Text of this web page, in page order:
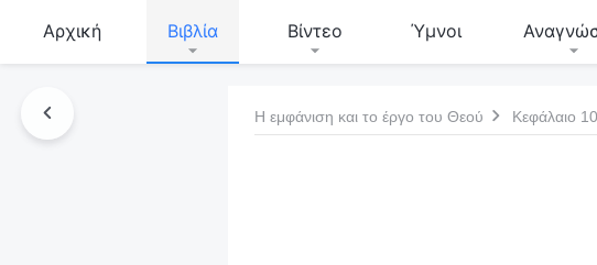
Αρχική Βιβλία Βίντεο Ύμνοι
Η εμφάνιση και το έργο του Θεού Κεφάλαιο